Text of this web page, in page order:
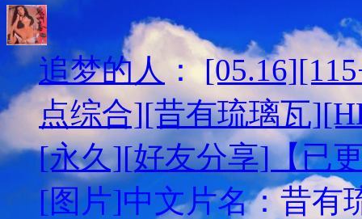
追梦的人 ：
点综合][昔有琉璃瓦
[永久][好友分享]【已
[图片]中文片名：昔有